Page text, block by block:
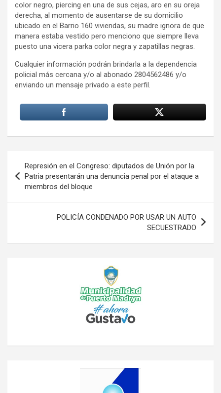
color negro, piercing en una de sus cejas, aro en su oreja
derecha, al momento de ausentarse de su domicilio
ubicado en el Barrio 160 viviendas, su madre ignora de que
manera estaba vestido pero menciono que siempre lleva
puesto una vicera parka color negra y zapatillas negras.
Cualquier información podrán brindarla a la dependencia
policial más cercana y/o al abonado 2804562486 y/o
enviando un mensaje privado a este perfil.
de
entradas
Represión en el Congreso: diputados de Unión por la
Patria presentarán una denuncia penal por el ataque a
miembros del bloque
POLICÍA CONDENADO POR USAR UN AUTO
SECUESTRADO